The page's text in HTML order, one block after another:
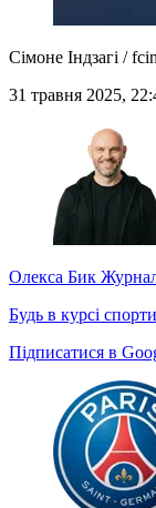
Сімоне Індзагі /
31 травня 2025,
Олекса Бик
Будь в курсі
Підписатися в